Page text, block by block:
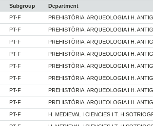
Subgroup Department
PT-F PREHISTÒRIA, ARQUEOLOGIA I H.
PT-F PREHISTÒRIA, ARQUEOLOGIA I H.
PT-F PREHISTÒRIA, ARQUEOLOGIA I H.
PT-F PREHISTÒRIA, ARQUEOLOGIA I H.
PT-F PREHISTÒRIA, ARQUEOLOGIA I H.
PT-F PREHISTÒRIA, ARQUEOLOGIA I H.
PT-F PREHISTÒRIA, ARQUEOLOGIA I H.
PT-F PREHISTÒRIA, ARQUEOLOGIA I H.
PT-F H. MEDIEVAL I CIENCIES I T.